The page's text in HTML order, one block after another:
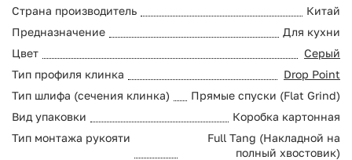
Страна производитель
Китай
Предназначение
Для кухни
Цвет
Серый
Тип профиля клинка
Drop Point
Тип шлифа (сечения клинка)
Прямые спуски (Flat Grind)
Вид упаковки
Коробка картонная
Тип монтажа рукояти
Full Tang (Накладной на
полный хвостовик)